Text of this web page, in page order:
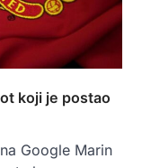
koji je postao
Google Marin